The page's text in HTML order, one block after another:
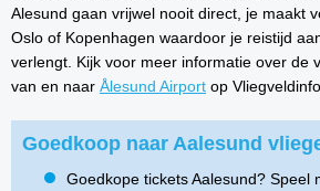
Alesund gaan vrijwel nooit direct, je maakt
Oslo of Kopenhagen waardoor je reistijd
verlengt. Kijk voor meer informatie over de
van en naar Ålesund Airport op
Goedkoop naar Aalesund
Goedkope tickets Aalesund? Speel